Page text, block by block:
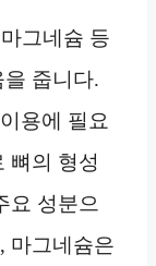
그네슘 등
줍니다.
용에 필요
뼈의 형성
요 성분으
마그네슘은